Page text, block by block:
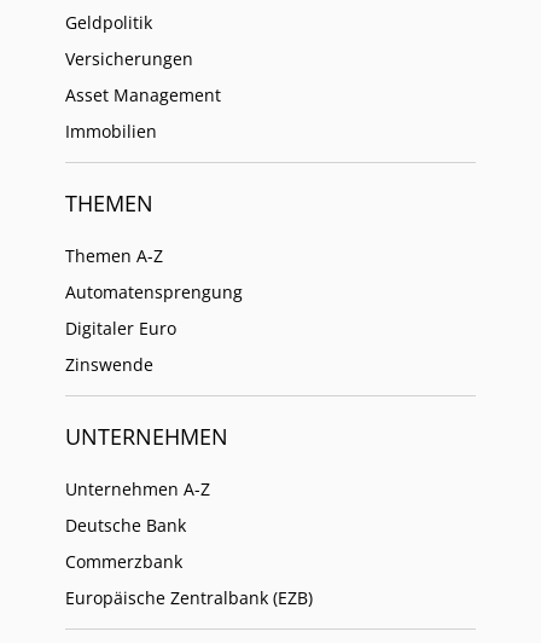
Geldpolitik
Versicherungen
Asset Management
Immobilien
THEMEN
Themen A-Z
Automatensprengung
Digitaler Euro
Zinswende
UNTERNEHMEN
Unternehmen A-Z
Deutsche Bank
Commerzbank
Europäische Zentralbank (EZB)